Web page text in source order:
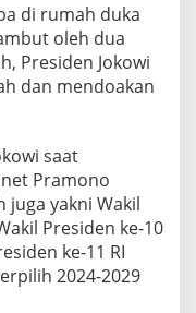
di rumah duka
oleh dua
Presiden Jokowi
dan mendoakan
saat
Pramono
juga yakni Wakil
Presiden ke-10
ke-11 RI
2024-2029